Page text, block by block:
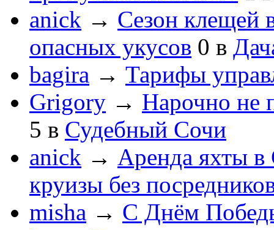
anick → Сезон клещей
опасных укусов 0 в
bagira → Тарифы
Grigory → Нарочно не
5 в Судебный Сочи
anick → Аренда яхты в
круизы без
misha → С Днём